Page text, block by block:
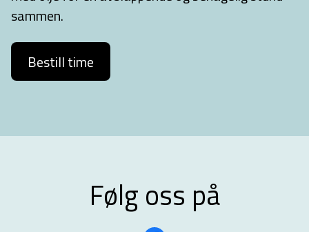
sammen.
Bestill time
Følg oss på